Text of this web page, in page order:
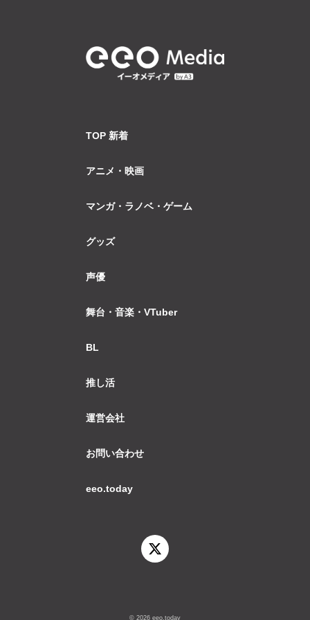
TOP 新着
アニメ・映画
マンガ・ラノベ・ゲーム
グッズ
声優
舞台・音楽・VTuber
BL
推し活
運営会社
お問い合わせ
eeo.today
© 2026 eeo.today